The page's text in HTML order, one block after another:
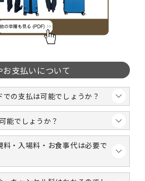
お支払いについて
の支払は可能でしょうか？
能でしょうか？
料・入場料・お食事代は必要で